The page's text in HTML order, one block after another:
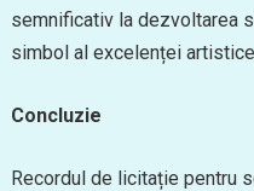
semnificativ la dezvoltarea
simbol al excelenței
Concluzie
Recordul de licitație pentru